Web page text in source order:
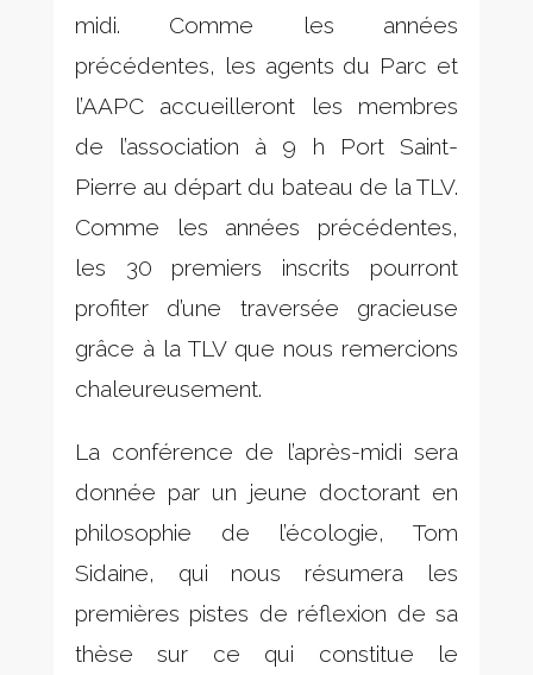
midi. Comme les années
précédentes, les agents du Parc et
l’AAPC accueilleront les membres
de l’association à 9 h Port Saint-
Pierre au départ du bateau de la TLV.
Comme les années précédentes,
les 30 premiers inscrits pourront
profiter d’une traversée gracieuse
grâce à la TLV que nous remercions
chaleureusement.
La conférence de l’après-midi sera
donnée par un jeune doctorant en
philosophie de l’écologie, Tom
Sidaine, qui nous résumera les
premières pistes de réflexion de sa
thèse sur ce qui constitue le